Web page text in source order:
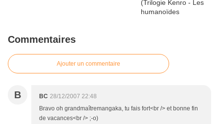
Commentaires
Ajouter un commentaire
B BC 28/12/2007 22:48
Bravo oh grandmaîtremangaka, tu fais fort<br /> et bonne fin
de vacances<br /> ;-o)